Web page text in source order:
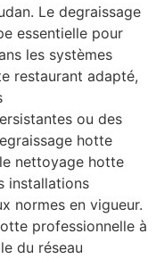
Le degraissage
essentielle pour
les systèmes
restaurant adapté,
ou des
hotte
nettoyage hotte
installations
normes en vigueur.
professionnelle à
du réseau